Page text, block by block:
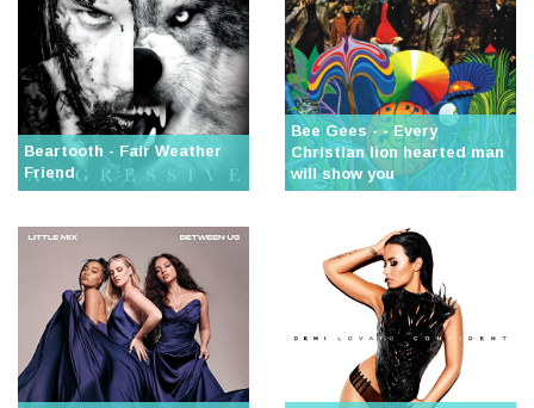
Beartooth - Fair Weather
Friend
Bee Gees - - Every
Christian lion hearted man
will show you